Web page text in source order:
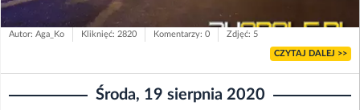
Autor: Aga_Ko Kliknięć: 2820 Komentarzy: 0 Zdjęć: 5
CZYTAJ DALEJ >>
Środa, 19 sierpnia 2020